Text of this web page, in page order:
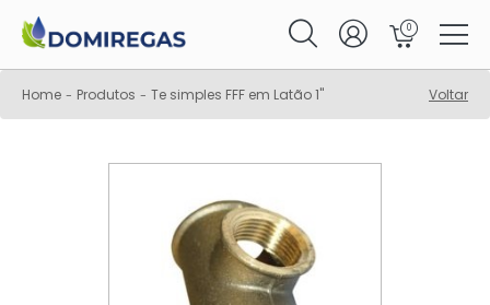
0
Home - Produtos - Te simples FFF em Latão 1" Voltar